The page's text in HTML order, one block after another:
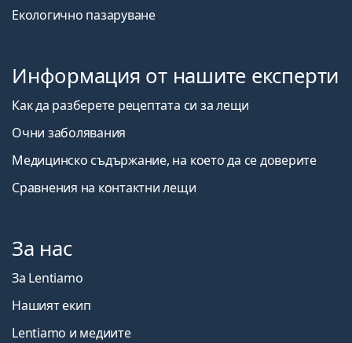
Екологично пазаруване
Информация от нашите експерти
Как да разберете рецептата си за лещи
Очни заболявания
Медицинско съдържание, на което да се доверите
Сравнения на контактни лещи
За нас
За Lentiamo
Нашият екип
Lentiamo и медиите